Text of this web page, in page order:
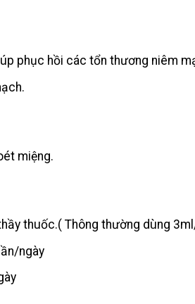
phục hồi các tổn thương niêm
miệng.
thuốc.( Thông thường dùng
ngày